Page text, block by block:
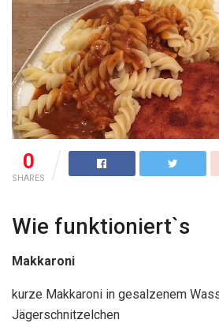
0
SHARES
Wie funktioniert`s
Makkaroni
kurze Makkaroni in gesalzenem
Jägerschnitzelchen